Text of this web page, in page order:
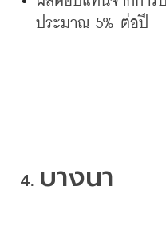
ประมาณ 5% ต่อปี
4. บางนา